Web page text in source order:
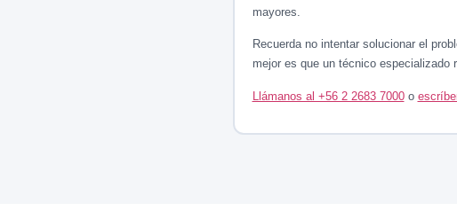
mayores.
Recuerda no intentar solucionar el
mejor es que un técnico especializado
Llámanos al +56 2 2683 7000o